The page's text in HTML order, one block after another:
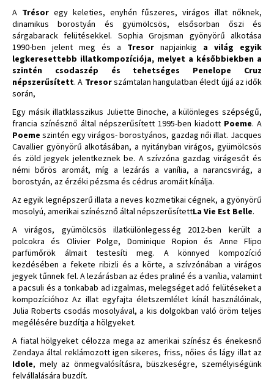
A Trésoregy keleties, enyhén fűszeres, virágos illat nőknek,
dinamikus borostyán és gyümölcsös, elsősorban őszi és
sárgabarack felütésekkel. Sophia Grojsman gyönyörű alkotása
1990-ben jelent meg és a Tresor napjainkig a világ egyik
legkeresettebb illatkompozíciója, melyet a későbbiekben a
szintén csodaszép és tehetséges Penelope Cruz
népszerűsített. A Tresorszámtalan hangulatban éledt újjá az idők
során,
Egy másik illatklasszikus Juliette Binoche, a különleges szépségű,
francia színésznő által népszerűsített 1995-ben kiadott Poeme. A
Poemeszintén egy virágos- borostyános, gazdag női illat. Jacques
Cavallier gyönyörű alkotásában, a nyitányban virágos, gyümölcsös
és zöld jegyek jelentkeznek be. A szívzóna gazdag virágesőt és
némi bőrös aromát, míg a lezárás a vanília, a narancsvirág, a
borostyán, az érzéki pézsma és cédrus aromáit kínálja.
Az egyik legnépszerű illata a neves kozmetikai cégnek, a gyönyörű
mosolyú, amerikai színésznő által népszerűsítettLa Vie Est Belle.
A virágos, gyümölcsös illatkülönlegesség 2012-ben került a
polcokra és Olivier Polge, Dominique Ropion és Anne Flipo
parfümőrök álmait testesíti meg. A könnyed kompozíció
kezdésében a fekete ribizli és a körte, a szívzónában a virágos
jegyek tűnnek fel. A lezárásban az édes praliné és a vanília, valamint
a pacsuli és a tonkabab ad izgalmas, melegséget adó felütéseket a
kompozícióhoz Az illat egyfajta életszemlélet kínál használóinak,
Julia Roberts csodás mosolyával, a kis dolgokban való öröm teljes
megélésére buzdítja a hölgyeket.
A fiatal hölgyeket célozza mega az amerikai színész és énekesnő
Zendaya által reklámozott igen sikeres, friss, nőies és lágy illat az
Idole, mely az önmegvalósításra, büszkeségre, személyiségünk
felvállalására buzdít.